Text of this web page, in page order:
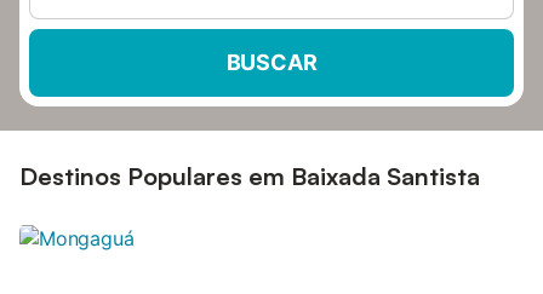
BUSCAR
Destinos Populares em Baixada Santista